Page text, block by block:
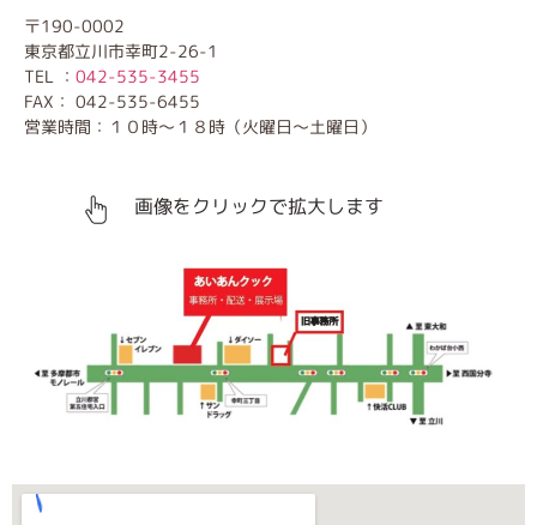
〒190-0002
東京都立川市幸町2-26-1
TEL ： 042-535-3455
FAX： 042-535-6455
営業時間：１０時～１８時（火曜日～土曜日）
画像をクリックで拡大します